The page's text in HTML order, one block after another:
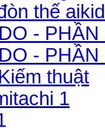
thế
-
-
thuật
1